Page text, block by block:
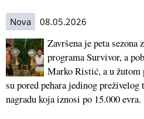
Nova 08.05.2026
Završena je peta sezona
programa Survivor, a
Marko Ristić, a u žutom
su pored pehara jedinog
nagradu koja iznosi po 15.000 evra.